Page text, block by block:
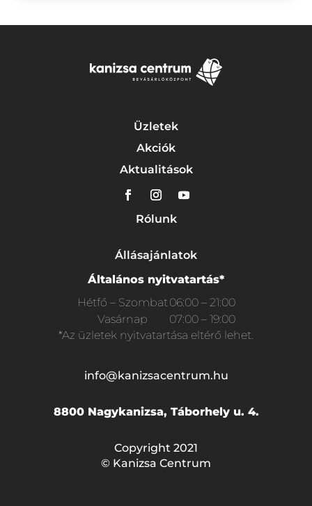
Üzletek
Akciók
Aktualitások
Rólunk
Állásajánlatok
Általános nyitvatartás*
Hétfő – Szombat 06:00 – 21:00
Vasárnap
07:00 – 19:00
*Az üzletek nyitvatartása eltérő lehet.
info@kanizsacentrum.hu
8800 Nagykanizsa, Táborhely u. 4.
Copyright 2021
© Kanizsa Centrum